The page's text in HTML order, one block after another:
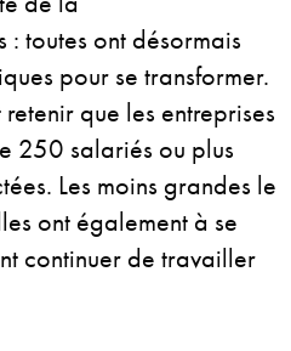
: toutes ont désormais
pour se transformer.
que les entreprises
250 salariés ou plus
Les moins grandes le
ont également à se
continuer de travailler